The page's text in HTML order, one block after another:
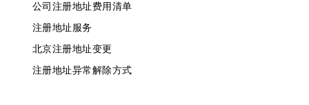
公司注册地址费用清单
注册地址服务
北京注册地址变更
注册地址异常解除方式